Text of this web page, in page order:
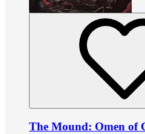
The Mound: Omen of